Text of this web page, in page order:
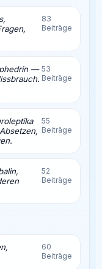
83
Beiträge
— 53
Beiträge
55
Beiträge
52
Beiträge
60
Beiträge